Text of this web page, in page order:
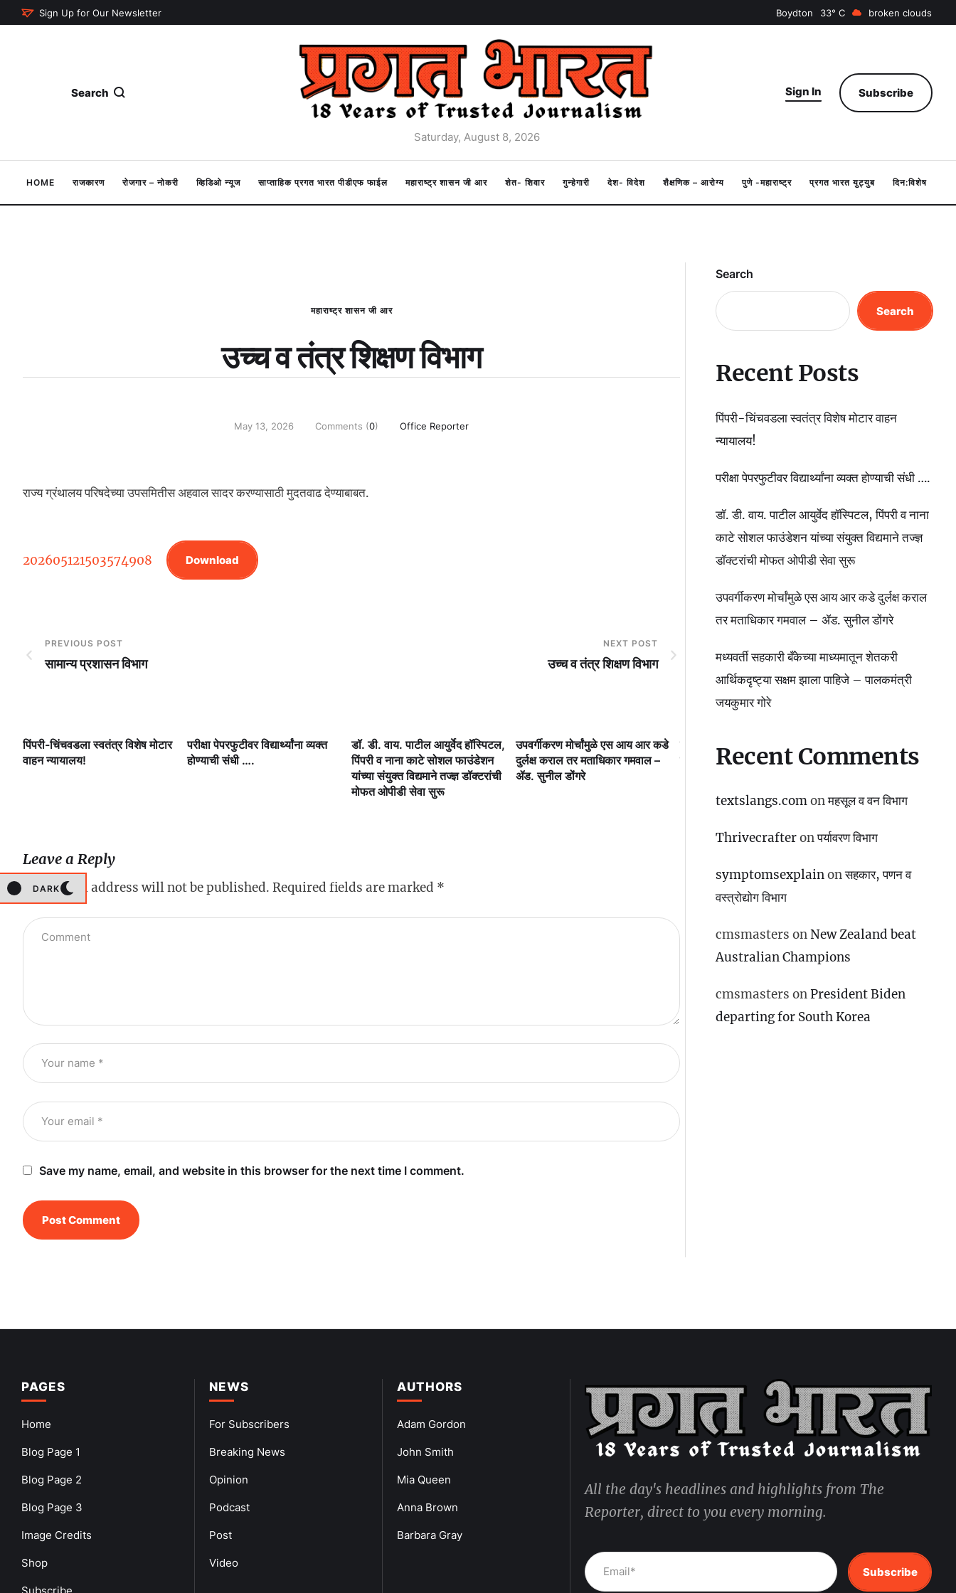
Sign Up for Our Newsletter Boydton 33 broken clouds
Search
Saturday, August 8, 2026
Sign In Subscribe
DARK
HOME राजकारण रोजगार – नोकरी व्हिडिओ न्यूज साप्ताहिक प्रगत भारत पीडीएफ फाईल महाराष्ट्र शासन जी आर शेत- शिवार गुन्हेगारी देश- विदेश शैक्षणिक – आरोग्य पुणे -महाराष्ट्र प्रगत भारत युट्युब दिन:विशेष
महाराष्ट्र शासन जी आर
उच्च व तंत्र शिक्षण विभाग
May 13, 2026 Comments (0) Office Reporter
राज्य ग्रंथालय परिषदेच्या उपसमितीस अहवाल सादर करण्यासाठी मुदतवाढ देण्याबाबत.
202605121503574908 Download
PREVIOUS POST
सामान्य प्रशासन विभाग
NEXT POST
उच्च व तंत्र शिक्षण विभाग
पिंपरी-चिंचवडला स्वतंत्र विशेष मोटार
वाहन न्यायालय!
परीक्षा पेपरफुटीवर विद्यार्थ्यांना व्यक्त
होण्याची संधी ….
डॉ. डी. वाय. पाटील आयुर्वेद हॉस्पिटल,
पिंपरी व नाना काटे सोशल फाउंडेशन
यांच्या संयुक्त विद्यमाने तज्ज्ञ डॉक्टरांची
मोफत ओपीडी सेवा सुरू
उपवर्गीकरण मोर्चांमुळे एस आय आर कडे
दुर्लक्ष कराल तर मताधिकार गमवाल –
ॲड. सुनील डोंगरे
मध्यवर्ती सहकारी बँकेच्या माध्यमातून
शेतकरी आर्थिकदृष्ट्या सक्षम झाला पाहिजे
महाराष्ट्राने दूरदृष्टीचा
गमावला
Leave a Reply
Your email address will not be published. Required fields are marked *
Save my name, email, and website in this browser for the next time I comment.
Search
Search
Recent Posts
पिंपरी-चिंचवडला स्वतंत्र विशेष मोटार वाहन
न्यायालय!
परीक्षा पेपरफुटीवर विद्यार्थ्यांना व्यक्त होण्याची संधी ….
डॉ. डी. वाय. पाटील आयुर्वेद हॉस्पिटल, पिंपरी व नाना
काटे सोशल फाउंडेशन यांच्या संयुक्त विद्यमाने तज्ज्ञ
डॉक्टरांची मोफत ओपीडी सेवा सुरू
उपवर्गीकरण मोर्चांमुळे एस आय आर कडे दुर्लक्ष कराल
तर मताधिकार गमवाल – ॲड. सुनील डोंगरे
मध्यवर्ती सहकारी बँकेच्या माध्यमातून शेतकरी
आर्थिकदृष्ट्या सक्षम झाला पाहिजे – पालकमंत्री
जयकुमार गोरे
Recent Comments
textslangs.comonमहसूल व वन विभाग
Thrivecrafteronपर्यावरण विभाग
symptomsexplainonसहकार, पणन व
वस्‍त्रोद्योग विभाग
cmsmasters onNew Zealand beat
Australian Champions
cmsmasters onPresident Biden
departing for South Korea
PAGES
Home
Blog Page 1
Blog Page 2
Blog Page 3
Image Credits
Shop
NEWS
For Subscribers
Breaking News
Opinion
Podcast
Post
Video
AUTHORS
Adam Gordon
John Smith
Mia Queen
Anna Brown
Barbara Gray
All the day's headlines and highlights from The
Reporter, direct to you every morning.
Subscribe